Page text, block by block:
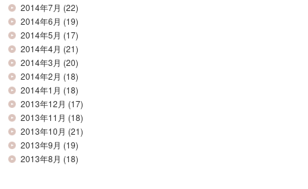
2014年7月 (22)
2014年6月 (19)
2014年5月 (17)
2014年4月 (21)
2014年3月 (20)
2014年2月 (18)
2014年1月 (18)
2013年12月 (17)
2013年11月 (18)
2013年10月 (21)
2013年9月 (19)
2013年8月 (18)